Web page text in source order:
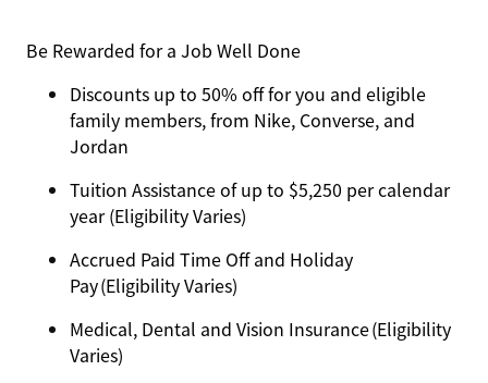
Be Rewarded for a Job Well Done
Discounts up to 50% off for you and eligible
family members, from Nike, Converse, and
Jordan
Tuition Assistance of up to $5,250 per calendar
year (Eligibility Varies)
Accrued Paid Time Off and Holiday
Pay (Eligibility Varies)
Medical, Dental and Vision Insurance (Eligibility
Varies)